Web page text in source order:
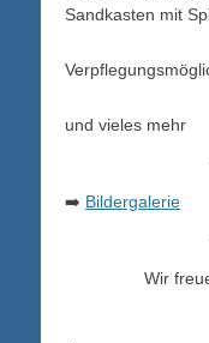
Sandkasten mit
und vieles mehr
➡️ Bildergalerie
Wir